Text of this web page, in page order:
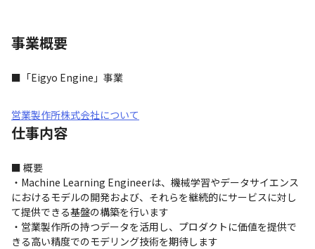
事業概要
■「Eigyo Engine」事業
営業製作所株式会社について
仕事内容
■ 概要
・Machine Learning Engineerは、機械学習やデータサイエンス
におけるモデルの開発および、それらを継続的にサービスに対し
て提供できる基盤の構築を行います
・営業製作所の持つデータを活用し、プロダクトに価値を提供で
きる高い精度でのモデリング技術を期待します